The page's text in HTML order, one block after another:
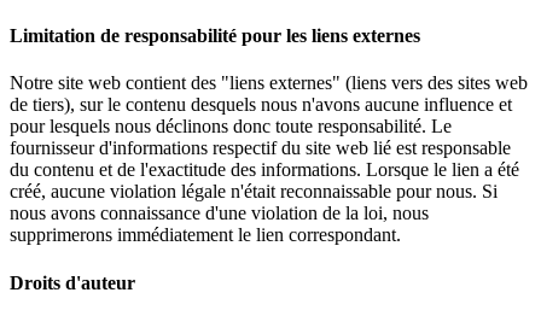
Limitation de responsabilité pour les liens externes
Notre site web contient des "liens externes" (liens vers des sites web
de tiers), sur le contenu desquels nous n'avons aucune influence et
pour lesquels nous déclinons donc toute responsabilité. Le
fournisseur d'informations respectif du site web lié est responsable
du contenu et de l'exactitude des informations. Lorsque le lien a été
créé, aucune violation légale n'était reconnaissable pour nous. Si
nous avons connaissance d'une violation de la loi, nous
supprimerons immédiatement le lien correspondant.
Droits d'auteur